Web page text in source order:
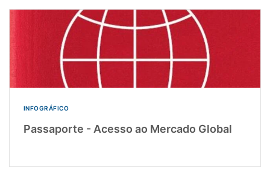
INFOGRÁFICO
Passaporte - Acesso ao Mercado Global